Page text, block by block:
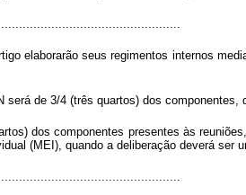
elaborarão seus regimentos internos
de 3/4 (três quartos) dos
dos componentes presentes às
(MEI), quando a deliberação deverá ser